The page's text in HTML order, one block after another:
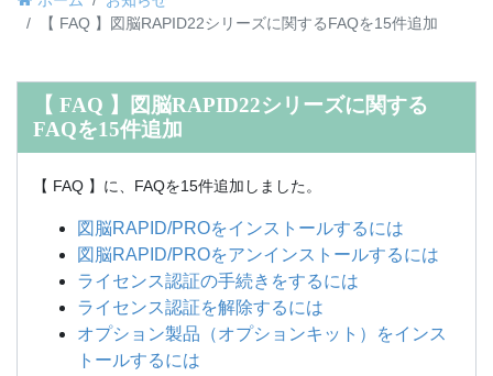
【 FAQ 】図脳RAPID22シリーズに関するFAQを15件追加
【 FAQ 】図脳RAPID22シリーズに関する
FAQを15件追加
【 FAQ 】に、FAQを15件追加しました。
図脳RAPID/PROをインストールするには
図脳RAPID/PROをアンインストールするには
ライセンス認証の手続きをするには
ライセンス認証を解除するには
オプション製品（オプションキット）をインス
トールするには